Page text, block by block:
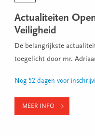
Actualiteiten
Veiligheid
De belangrijkste
toegelicht door mr.
Nog 52 dagen voor
MEER INFO